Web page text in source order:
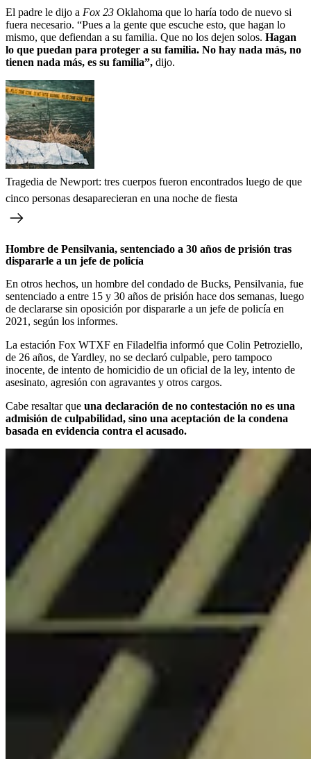
El padre le dijo a Fox 23 Oklahoma que lo haría todo de nuevo si
fuera necesario. “Pues a la gente que escuche esto, que hagan lo
mismo, que defiendan a su familia. Que no los dejen solos. Hagan
lo que puedan para proteger a su familia. No hay nada más, no
tienen nada más, es su familia”, dijo.
Tragedia de Newport: tres cuerpos fueron encontrados luego de que
cinco personas desaparecieran en una noche de fiesta
Hombre de Pensilvania, sentenciado a 30 años de prisión tras
dispararle a un jefe de policía
En otros hechos, un hombre del condado de Bucks, Pensilvania, fue
sentenciado a entre 15 y 30 años de prisión hace dos semanas, luego
de declararse sin oposición por dispararle a un jefe de policía en
2021, según los informes.
La estación Fox WTXF en Filadelfia informó que Colin Petroziello,
de 26 años, de Yardley, no se declaró culpable, pero tampoco
inocente, de intento de homicidio de un oficial de la ley, intento de
asesinato, agresión con agravantes y otros cargos.
Cabe resaltar que una declaración de no contestación no es una
admisión de culpabilidad, sino una aceptación de la condena
basada en evidencia contra el acusado.